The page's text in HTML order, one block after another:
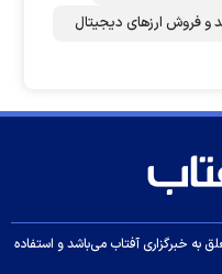
و فروش ارزهای دیجیتال
خبرگزاری آفتاب می‌باشد و استفاده